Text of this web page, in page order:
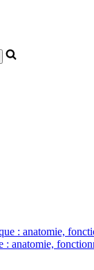
anatomie,